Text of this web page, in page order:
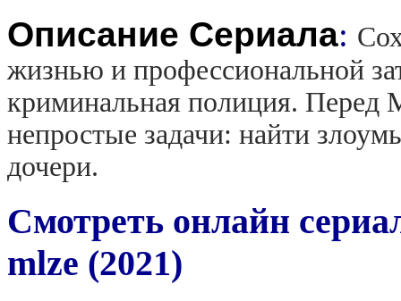
Описание Сериала:
жизнью и профессиональной
криминальная полиция. Перед
непростые задачи: найти
дочери.
Смотреть онлайн
mlze (2021)